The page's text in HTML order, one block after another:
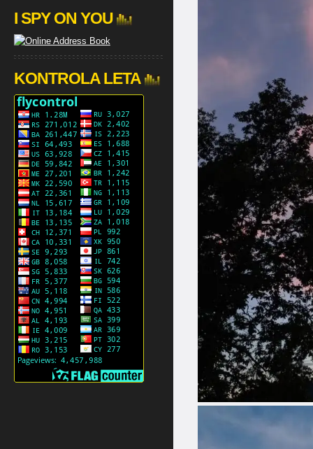
I SPY ON YOU
KONTROLA LETA